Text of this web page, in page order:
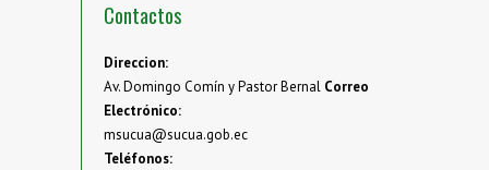
Contactos
Direccion:
Av. Domingo Comín y Pastor Bernal Correo
Electrónico:
msucua@sucua.gob.ec
Teléfonos: